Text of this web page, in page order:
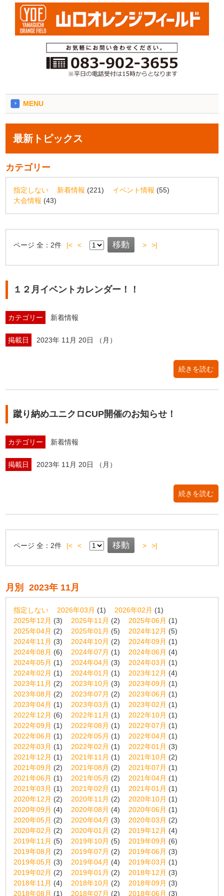
MENU
最新トピックス
カテゴリー
指定しない 新着情報 (221) イベント情報 (55)
大会情報 (43)
ページ 全： 2件 |< < > >|
１２月イベントカレンダー！！
カテゴリー 新着情報
掲載日 2023年 11月 20日 （月）
続きを読む
蹴り納めユニクロCUP開催のお知らせ！
カテゴリー 新着情報
掲載日 2023年 11月 20日 （月）
続きを読む
ページ 全： 2件 |< < > >|
月別 2023年 11月
指定しない 2026年03月 (1) 2026年02月 (1)
2025年12月 (3) 2025年11月 (2) 2025年06月 (1)
2025年04月 (2) 2025年01月 (5) 2024年12月 (5)
2024年11月 (3) 2024年10月 (2) 2024年09月 (1)
2024年08月 (6) 2024年07月 (1) 2024年06月 (4)
2024年05月 (1) 2024年04月 (3) 2024年03月 (1)
2024年02月 (1) 2024年01月 (1) 2023年12月 (4)
2023年11月 (2) 2023年10月 (3) 2023年09月 (1)
2023年08月 (2) 2023年07月 (2) 2023年06月 (1)
2023年04月 (1) 2023年03月 (1) 2023年02月 (1)
2022年12月 (6) 2022年11月 (1) 2022年10月 (1)
2022年09月 (1) 2022年08月 (1) 2022年07月 (1)
2022年06月 (1) 2022年05月 (1) 2022年04月 (1)
2022年03月 (1) 2022年02月 (1) 2022年01月 (3)
2021年12月 (1) 2021年11月 (1) 2021年10月 (2)
2021年09月 (2) 2021年08月 (2) 2021年07月 (1)
2021年06月 (1) 2021年05月 (2) 2021年04月 (1)
2021年03月 (1) 2021年02月 (1) 2021年01月 (1)
2020年12月 (2) 2020年11月 (2) 2020年10月 (1)
2020年09月 (4) 2020年08月 (4) 2020年06月 (1)
2020年05月 (2) 2020年04月 (3) 2020年03月 (2)
2020年02月 (2) 2020年01月 (2) 2019年12月 (4)
2019年11月 (5) 2019年10月 (5) 2019年09月 (6)
2019年08月 (2) 2019年07月 (2) 2019年06月 (3)
2019年05月 (3) 2019年04月 (4) 2019年03月 (1)
2019年02月 (2) 2019年01月 (2) 2018年12月 (3)
2018年11月 (4) 2018年10月 (2) 2018年09月 (3)
2018年08月 (1) 2018年07月 (2) 2018年06月 (3)